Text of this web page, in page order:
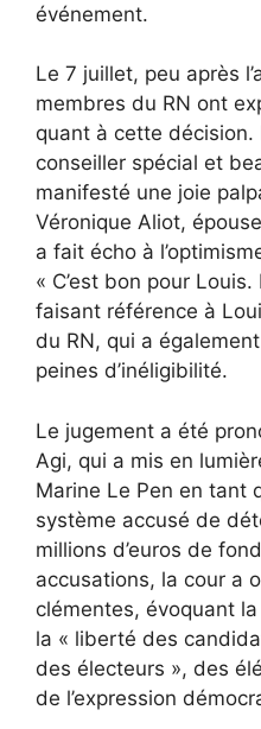
événement.
Le 7 juillet, peu après
membres du RN ont
quant à cette décision.
conseiller spécial et
manifesté une joie
Véronique Aliot,
a fait écho à
« C’est bon pour
faisant référence à
du RN, qui a
peines d’inéligibilité.
Le jugement a été
Agi, qui a mis en
Marine Le Pen en tant
système accusé de
millions d’euros de
accusations, la cour a
clémentes, évoquant
la « liberté des
des électeurs », des
de l’expression